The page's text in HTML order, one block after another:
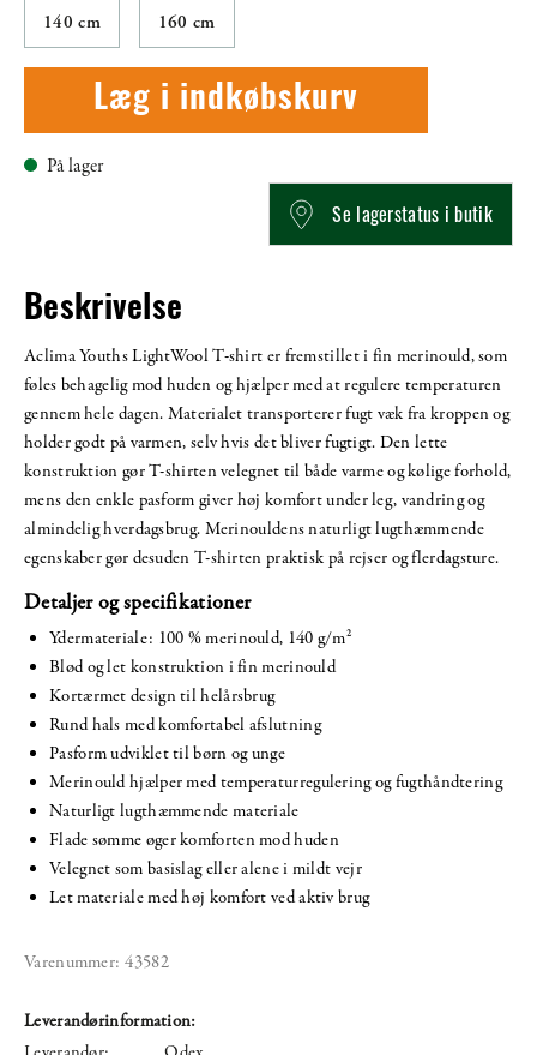
140 cm 160 cm
Læg i indkøbskurv
På lager
Se lagerstatus i butik
Beskrivelse
Aclima Youths LightWool T-shirt er fremstillet i fin merinould, som
føles behagelig mod huden og hjælper med at regulere temperaturen
gennem hele dagen. Materialet transporterer fugt væk fra kroppen og
holder godt på varmen, selv hvis det bliver fugtigt. Den lette
konstruktion gør T-shirten velegnet til både varme og kølige forhold,
mens den enkle pasform giver høj komfort under leg, vandring og
almindelig hverdagsbrug. Merinouldens naturligt lugthæmmende
egenskaber gør desuden T-shirten praktisk på rejser og flerdagsture.
Detaljer og specifikationer
Ydermateriale: 100 % merinould, 140 g/m²
Blød og let konstruktion i fin merinould
Kortærmet design til helårsbrug
Rund hals med komfortabel afslutning
Pasform udviklet til børn og unge
Merinould hjælper med temperaturregulering og fugthåndtering
Naturligt lugthæmmende materiale
Flade sømme øger komforten mod huden
Velegnet som basislag eller alene i mildt vejr
Let materiale med høj komfort ved aktiv brug
Varenummer: 43582
Leverandørinformation: